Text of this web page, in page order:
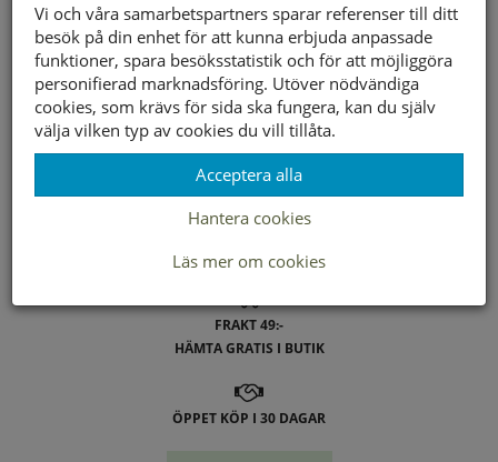
Lagerstatus per butik
Butik
37 38 39 40 41
42
Borlänge
LEVERANS INOM 2-4 DAGAR INOM SVERIGE
FRAKT 49:-
HÄMTA GRATIS I BUTIK
ÖPPET KÖP I 30 DAGAR
Vi och våra samarbetspartners sparar referenser till ditt
besök på din enhet för att kunna erbjuda anpassade
funktioner, spara besöksstatistik och för att möjliggöra
personifierad marknadsföring. Utöver nödvändiga
cookies, som krävs för sida ska fungera, kan du själv
välja vilken typ av cookies du vill tillåta.
Acceptera alla
Hantera cookies
Läs mer om cookies